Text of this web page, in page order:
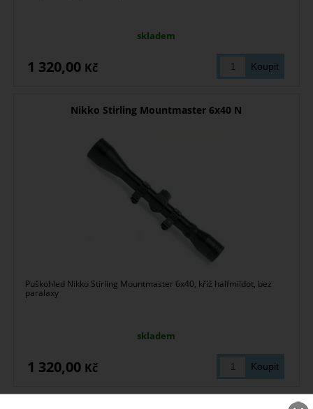
skladem
1 320,00 Kč
Nikko Stirling Mountmaster 6x40 N
Puškohled Nikko Stirling Mountmaster 6x40, kříž halfmildot, bez
paralaxy
skladem
1 320,00 Kč